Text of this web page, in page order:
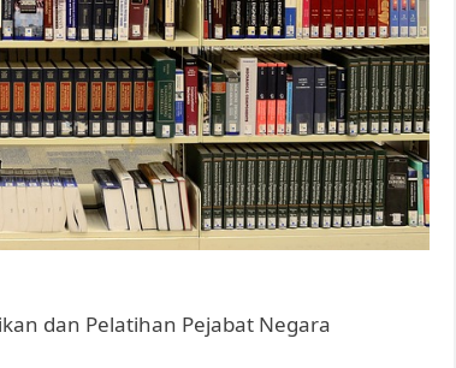
dan Pelatihan Pejabat Negara